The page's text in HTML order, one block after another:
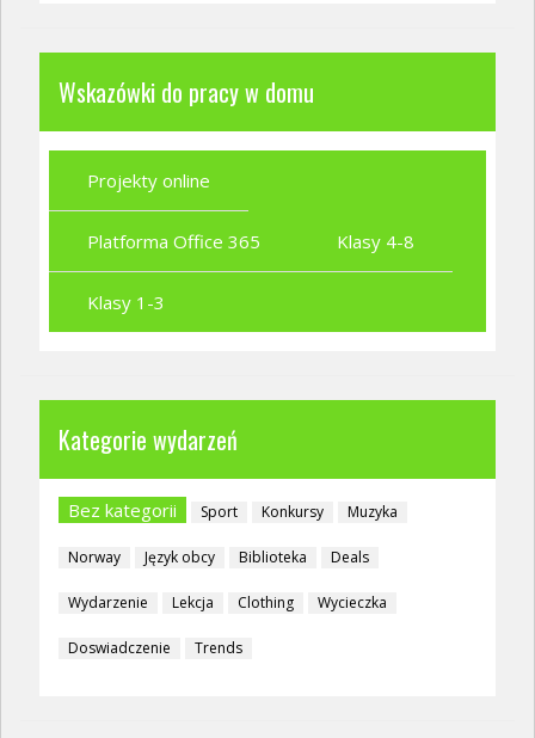
Wskazówki do pracy w domu
Projekty online
Platforma Office 365 Klasy 4-8
Klasy 1-3
Kategorie wydarzeń
Bez kategorii Sport Konkursy Muzyka
Norway Język obcy Biblioteka Deals
Wydarzenie Lekcja Clothing Wycieczka
Doswiadczenie Trends